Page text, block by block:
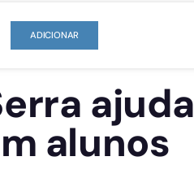
ADICIONAR
ajuda
alunos